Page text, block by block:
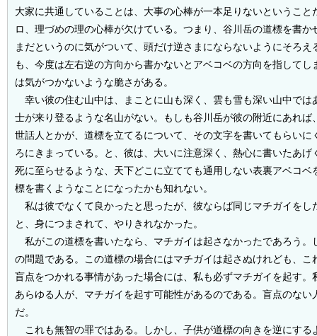
大家に共通していることは、大事の心棒が一本足りないということ
ロ、理づめの理の心棒が欠けている。つまり、谷川岳の道標を書か
まだというのに気がついて、頭だけ逆さまにならないようにそろえ
も、今度は左右逆の方向から書かないとアベコベの方向を指してし
は気がつかないような脆さがある。
幸い彼の住む山中は、まことに山も深く、雲も雪も深い山中では
士が来り登るような名山がない。もしも谷川岳が彼の附近にあれば
世話人とかが、道標を立てるについて、その文字を書いてもらいに
ろにきまっている。と、彼は、大いに注意深く、熱心に書いたあげ
死に至らせるような、天下どこに立てても通用しない表裏アベコベ
標を書くようなことになったかも知れない。
私は彼でなくて良かったと思ったが、彼ならば同じマチガイをし
と、身につまされて、やりきれなかった。
私がこの道標を書いたなら、マチガイは起さなかったであろう。
の問題である。この道標の場合にはマチガイは起さぬけれども、こ
盲点をつかれる事情があった場合には、私も必ずマチガイを起す。
あらゆる人が、マチガイを起す可能性があるのである。盲点のない
だ。
これも無智の罪ではある。しかし、子供が道標の向きを逆にする